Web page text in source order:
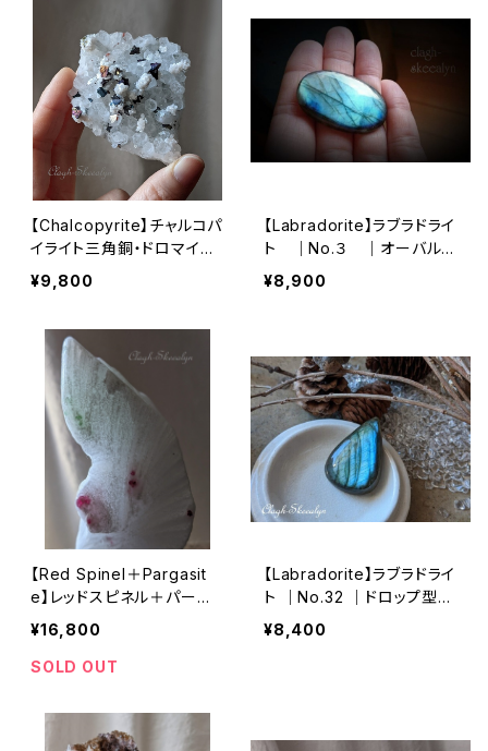
【Chalcopyrite】チャルコパ
イライト三角銅・ドロマイト
＆クォーツ｜原石｜鉱物標
本｜レアストーン｜湖北省
¥9,800
【Labradorite】ラブラドライ
ト ｜No.３ ｜オーバル
型ルース｜マダガスカル産
｜40mm
¥8,900
【Red Spinel＋Pargasit
e】レッドスピネル＋パーガ
ス閃石＋大理石（母岩）｜鉱
物標本｜Luc, Vietnam ・
ベトナム産
¥16,800
SOLD OUT
【Labradorite】ラブラドライ
ト ｜No.32 ｜ドロップ型ル
ース ｜マダガスカル産 ｜3
9mm
¥8,400